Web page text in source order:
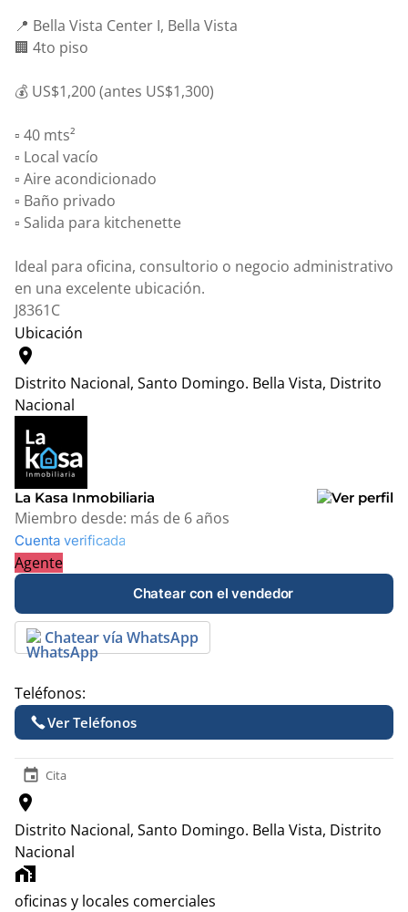
📍 Bella Vista Center I, Bella Vista
🏢 4to piso
💰 US$1,200 (antes US$1,300)
▫️ 40 mts²
▫️ Local vacío
▫️ Aire acondicionado
▫️ Baño privado
▫️ Salida para kitchenette
Ideal para oficina, consultorio o negocio administrativo
en una excelente ubicación.
J8361C
Ubicación
location_on
Distrito Nacional, Santo Domingo. Bella Vista, Distrito
Nacional
+
−
La Kasa Inmobiliaria
Miembro desde: más de 6 años
Cuenta verificada
Agente
Chatear con el vendedor
Chatear vía WhatsApp
Teléfonos:
Ver Teléfonos
event Cita
location_on
Distrito Nacional, Santo Domingo. Bella Vista, Distrito
Nacional
home_work
oficinas y locales comerciales